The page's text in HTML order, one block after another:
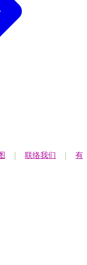
联络我们
有